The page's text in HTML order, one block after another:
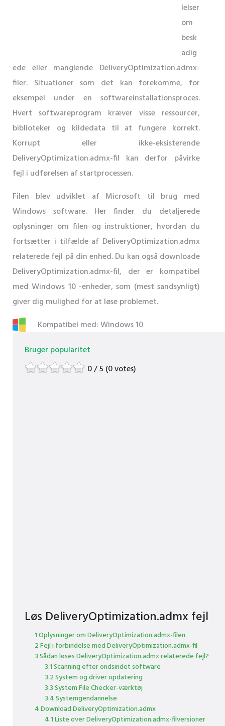
lelser
om
besk
adig
ede eller manglende DeliveryOptimization.admx-
filer. Situationer som det kan forekomme, for
eksempel under en softwareinstallationsproces.
Hvert softwareprogram kræver visse ressourcer,
biblioteker og kildedata til at fungere korrekt.
Korrupt eller ikke-eksisterende
DeliveryOptimization.admx-fil kan derfor påvirke
fejl i udførelsen af ​​startprocessen.
Filen blev udviklet af Microsoft til brug med
Windows software. Her finder du detaljerede
oplysninger om filen og instruktioner, hvordan du
fortsætter i tilfælde af DeliveryOptimization.admx
relaterede fejl på din enhed. Du kan også downloade
DeliveryOptimization.admx-fil, der er kompatibel
med Windows 10 -enheder, som (mest sandsynligt)
giver dig mulighed for at løse problemet.
Kompatibel med: Windows 10
Bruger popularitet
0 / 5 (0 votes)
Løs DeliveryOptimization.admx fejl
1 Oplysninger om DeliveryOptimization.admx-filen
2 Fejl i forbindelse med DeliveryOptimization.admx-fil
3 Sådan løses DeliveryOptimization.admx relaterede fejl?
3.1 Scanning efter ondsindet software
3.2 System og driver opdatering
3.3 System File Checker-værktøj
3.4 Systemgendannelse
4 Download DeliveryOptimization.admx
4.1 Liste over DeliveryOptimization.admx-filversioner